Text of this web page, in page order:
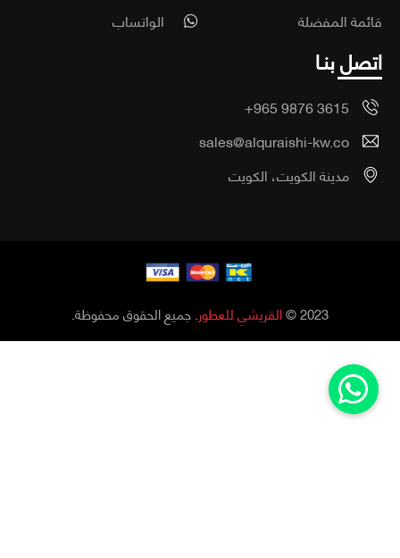
المفضلة
الواتساب
بنـا
+965 9876 3615
sales@alquraishi-kw.co
مدينة الكويت، الكويت
القريشي للعطور. جميع الحقوق محفوظة.